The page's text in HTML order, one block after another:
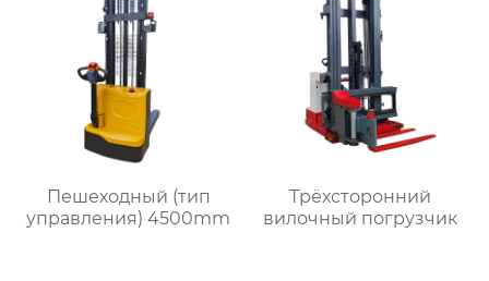
Пешеходный (тип
управления) 4500mm
Трёхсторонний
вилочный погрузчик